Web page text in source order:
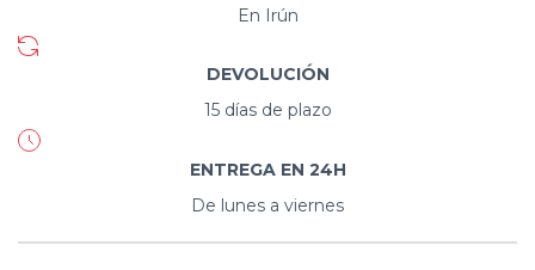
En Irún
DEVOLUCIÓN
15 días de plazo
ENTREGA EN 24H
De lunes a viernes